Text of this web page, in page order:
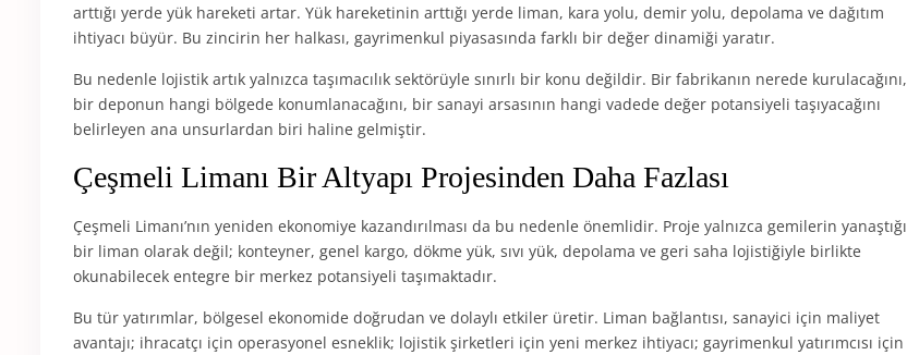
arttığı yerde yük hareketi artar. Yük hareketinin arttığı yerde liman, kara yolu, demir yolu, depolama ve dağıtım
ihtiyacı büyür. Bu zincirin her halkası, gayrimenkul piyasasında farklı bir değer dinamiği yaratır.
Bu nedenle lojistik artık yalnızca taşımacılık sektörüyle sınırlı bir konu değildir. Bir fabrikanın nerede kurulacağını,
bir deponun hangi bölgede konumlanacağını, bir sanayi arsasının hangi vadede değer potansiyeli taşıyacağını
belirleyen ana unsurlardan biri haline gelmiştir.
Çeşmeli Limanı Bir Altyapı Projesinden Daha Fazlası
Çeşmeli Limanı’nın yeniden ekonomiye kazandırılması da bu nedenle önemlidir. Proje yalnızca gemilerin yanaştığı
bir liman olarak değil; konteyner, genel kargo, dökme yük, sıvı yük, depolama ve geri saha lojistiğiyle birlikte
okunabilecek entegre bir merkez potansiyeli taşımaktadır.
Bu tür yatırımlar, bölgesel ekonomide doğrudan ve dolaylı etkiler üretir. Liman bağlantısı, sanayici için maliyet
avantajı; ihracatçı için operasyonel esneklik; lojistik şirketleri için yeni merkez ihtiyacı; gayrimenkul yatırımcısı için